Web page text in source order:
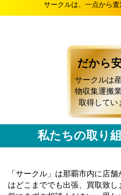
サークルは、一点から査
だから
サークルは
物収集運搬
取得してい
私たちの取り
「サークル」は那覇市内に店
はどこまででも出張、買取致